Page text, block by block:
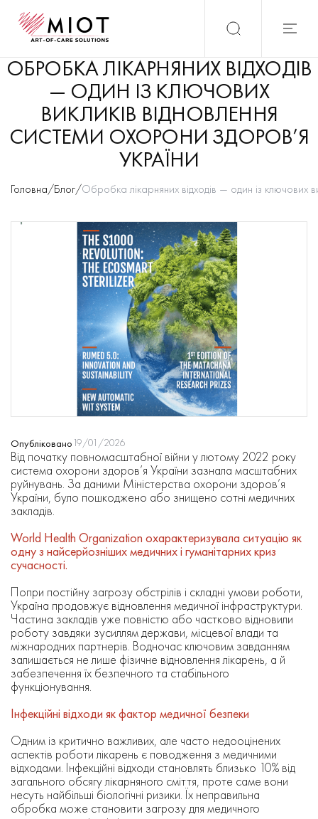
ОБРОБКА ЛІКАРНЯНИХ ВІДХОДІВ
— ОДИН ІЗ КЛЮЧОВИХ
ВИКЛИКІВ ВІДНОВЛЕННЯ
СИСТЕМИ ОХОРОНИ ЗДОРОВ’Я
УКРАЇНИ
Головна/Блог/Обробка лікарняних відходів — один із ключових
Від початку повномасштабної війни у лютому 2022 року
система охорони здоров’я України зазнала масштабних
руйнувань. За даними Міністерства охорони здоров’я
України, було пошкоджено або знищено сотні медичних
закладів.
World Health Organization охарактеризувала ситуацію як
одну з найсерйозніших медичних і гуманітарних криз
сучасності.
Попри постійну загрозу обстрілів і складні умови роботи,
Україна продовжує відновлення медичної інфраструктури.
Частина закладів уже повністю або частково відновили
роботу завдяки зусиллям держави, місцевої влади та
міжнародних партнерів. Водночас ключовим завданням
залишається не лише фізичне відновлення лікарень, а й
забезпечення їх безпечного та стабільного
функціонування.
Інфекційні відходи як фактор медичної безпеки
Одним із критично важливих, але часто недооцінених
аспектів роботи лікарень є поводження з медичними
відходами. Інфекційні відходи становлять близько 10% від
загального обсягу лікарняного сміття, проте саме вони
несуть найбільші біологічні ризики. Їх неправильна
обробка може становити загрозу для медичного
Опубліковано 19/01/2026